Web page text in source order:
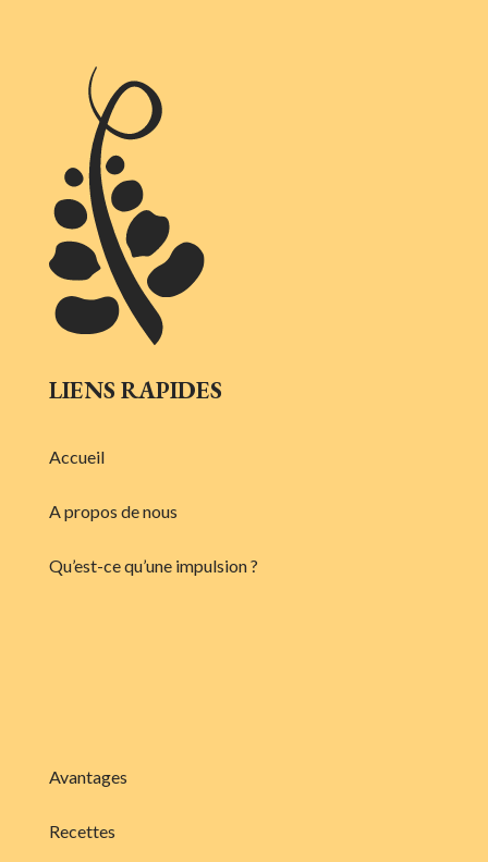
LIENS RAPIDES
Accueil
A propos de nous
Qu’est-ce qu’une impulsion ?
Avantages
Recettes